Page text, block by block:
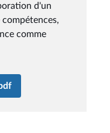
d'un
comme